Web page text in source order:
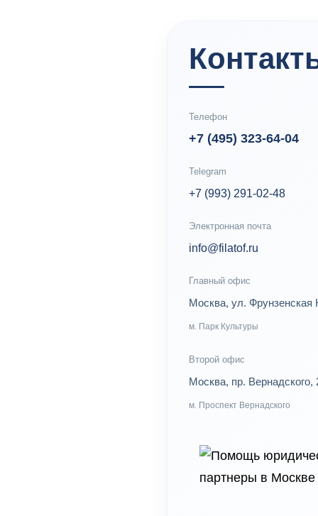
Телефон
+7 (495) 323-64-04
Telegram
+7 (993) 291-02-48
Электронная почта
info@filatof.ru
Главный офис
Москва, ул. Фрунзенская
м. Парк Культуры
Второй офис
Москва, пр. Вернадского,
м. Проспект Вернадского